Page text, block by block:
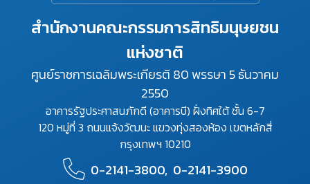
สำนักงานคณะกรรมการสิทธิมนุษยชน
แห่งชาติ
ศูนย์ราชการเฉลิมพระเกียรติ 80 พรรษา 5 ธันวาคม
2550
อาคารรัฐประศาสนภักดี (อาคารบี) ฝั่งทิศใต้ ชั้น 6-7
120 หมู่ที่ 3 ถนนแจ้งวัฒนะ แขวงทุ่งสองห้อง เขตหลักสี่
กรุงเทพฯ 10210
0-2141-3800, 0-2141-3900